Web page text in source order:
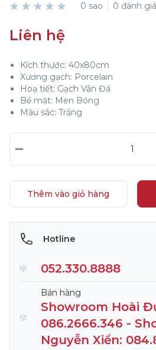
0 sao 0 đánh giá
Liên hệ
Kích thước: 40x80cm
Xương gạch: Porcelain
Hoạ tiết: Gạch Vân Đá
Bề mặt: Men Bóng
Màu sắc: Trắng
–
Thêm vào giỏ hàng
Hotline
052.330.8888
Bán hàng
Showroom Hoài
086.2666.346 -
Nguyễn Xiển: